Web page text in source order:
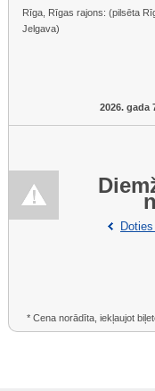
Rīga, Rīgas rajons: (pilsēta
Jelgava)
2026. gada
* Cena norādīta, iekļaujot